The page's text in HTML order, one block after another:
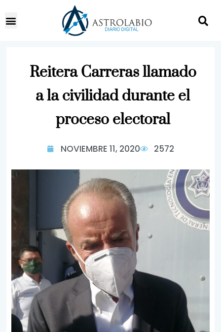
Reitera Carreras llamado
a la civilidad durante el
proceso electoral
NOVIEMBRE 11, 2020 2572